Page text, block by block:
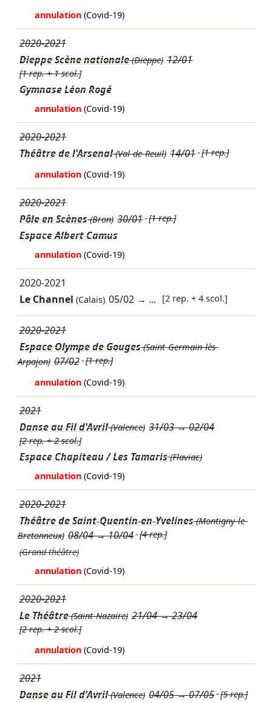
annulation (Covid-19)
2020-2021
Dieppe Scène nationale(Dieppe) 12/01
[1 rep. + 1 scol.]
Gymnase Léon Rogé
annulation (Covid-19)
2020-2021
Théâtre de l'Arsenal(Val-de-Reuil) 14/01 [1 rep.]
annulation (Covid-19)
2020-2021
Pôle en Scènes(Bron) 30/01 [1 rep.]
Espace Albert Camus
annulation (Covid-19)
2020-2021
Le Channel (Calais) 05/02 → ... [2 rep. + 4 scol.]
2020-2021
Espace Olympe de Gouges(Saint-Germain-lès-
Arpajon) 07/02 [1 rep.]
annulation (Covid-19)
2021
Danse au Fil d'Avril(Valence) 31/03→02/04
[2 rep. + 2 scol.]
Espace Chapiteau / Les Tamaris (Flaviac)
annulation (Covid-19)
2020-2021
Théâtre de Saint-Quentin-en-Yvelines(Montigny-le-
Bretonneux) 08/04→10/04 [4 rep.]
(Grand théâtre)
annulation (Covid-19)
2020-2021
Le Théâtre(Saint-Nazaire) 21/04→23/04
[2 rep. + 2 scol.]
annulation (Covid-19)
2021
Danse au Fil d'Avril(Valence) 04/05→07/05 [5 rep.]